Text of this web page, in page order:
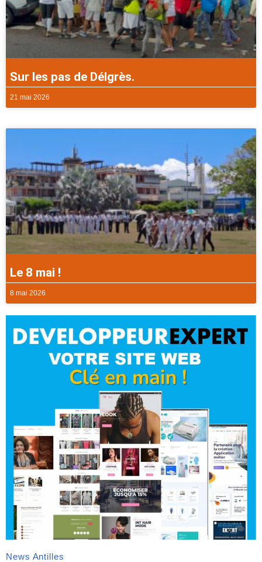
Sur les pas de Délgrès.
21 mai 2026
Le 8 mai !
8 mai 2026
News Antilles